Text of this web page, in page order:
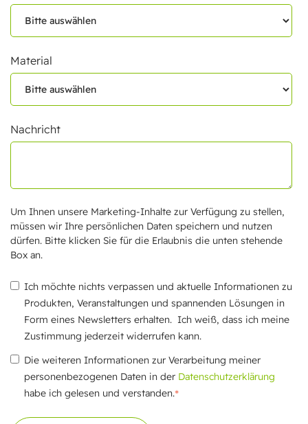
Material
Nachricht
Um Ihnen unsere Marketing-Inhalte zur Verfügung zu stellen,
müssen wir Ihre persönlichen Daten speichern und nutzen
dürfen. Bitte klicken Sie für die Erlaubnis die unten stehende
Box an.
Ich möchte nichts verpassen und aktuelle Informationen zu
Produkten, Veranstaltungen und spannenden Lösungen in
Form eines Newsletters erhalten. Ich weiß, dass ich meine
Zustimmung jederzeit widerrufen kann.
Die weiteren Informationen zur Verarbeitung meiner
personenbezogenen Daten in der Datenschutzerklärung
habe ich gelesen und verstanden.*